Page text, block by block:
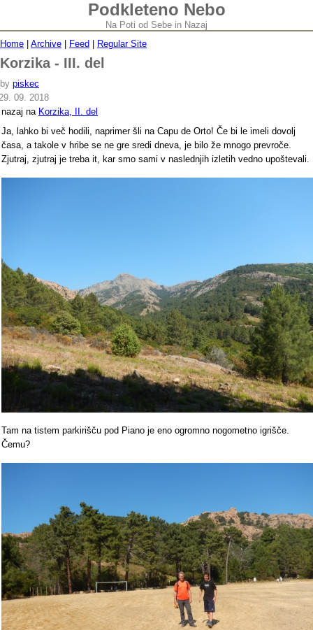
Podkleteno Nebo
Na Poti od Sebe in Nazaj
Home
Archive Feed Regular Site
Korzika - III. del
by piskec
09. 2018
nazaj na Korzika, II. del
Ja, lahko bi več hodili, naprimer šli na Capu de Orto! Če bi le imeli dovolj
časa, a takole v hribe se ne gre sredi dneva, je bilo že mnogo prevroče.
Zjutraj, zjutraj je treba it, kar smo sami v naslednjih izletih vedno upoštevali.
Tam na tistem parkirišču pod Piano je eno ogromno nogometno igrišče.
Čemu?